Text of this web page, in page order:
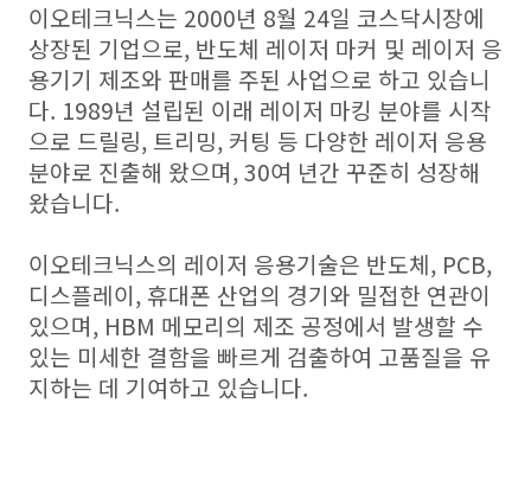
이오테크닉스는 2000년 8월 24일 코스닥시장에
상장된 기업으로, 반도체 레이저 마커 및 레이저 응
용기기 제조와 판매를 주된 사업으로 하고 있습니
다. 1989년 설립된 이래 레이저 마킹 분야를 시작
으로 드릴링, 트리밍, 커팅 등 다양한 레이저 응용
분야로 진출해 왔으며, 30여 년간 꾸준히 성장해
왔습니다.
이오테크닉스의 레이저 응용기술은 반도체, PCB,
디스플레이, 휴대폰 산업의 경기와 밀접한 연관이
있으며, HBM 메모리의 제조 공정에서 발생할 수
있는 미세한 결함을 빠르게 검출하여 고품질을 유
지하는 데 기여하고 있습니다.